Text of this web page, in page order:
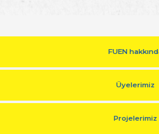
FUEN
Üyelerimiz
Projelerimiz